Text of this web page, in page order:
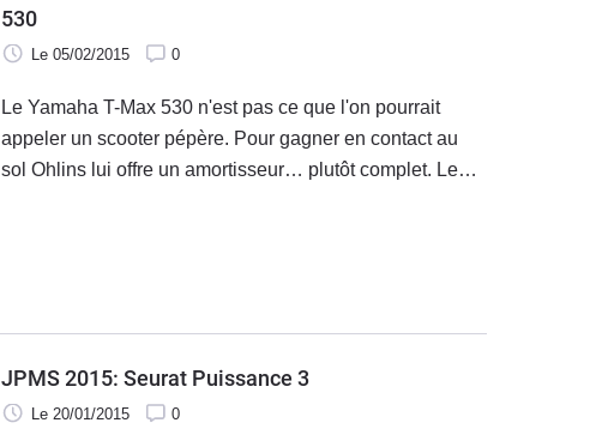
530
Le 05/02/2015 0
Le Yamaha T-Max 530 n'est pas ce que l'on pourrait
appeler un scooter pépère. Pour gagner en contact au
sol Ohlins lui offre un amortisseur… plutôt complet. Le
JPMS 2015: Seurat Puissance 3
Le 20/01/2015 0